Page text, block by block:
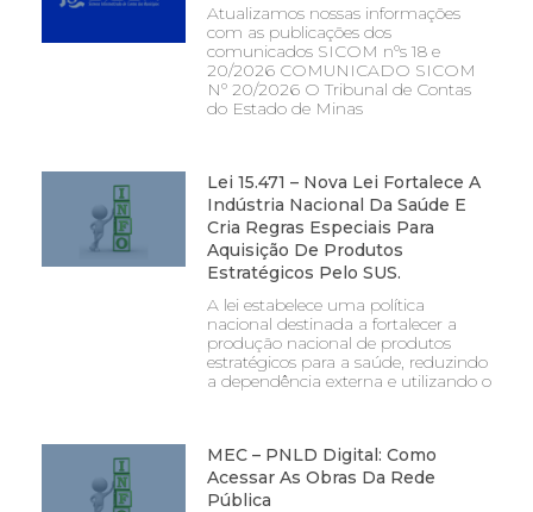
Atualizamos nossas informações
com as publicações dos
comunicados SICOM nºs 18 e
20/2026 COMUNICADO SICOM
Nº 20/2026 O Tribunal de Contas
do Estado de Minas
Lei 15.471 – Nova Lei Fortalece A
Indústria Nacional Da Saúde E
Cria Regras Especiais Para
Aquisição De Produtos
Estratégicos Pelo SUS.
A lei estabelece uma política
nacional destinada a fortalecer a
produção nacional de produtos
estratégicos para a saúde, reduzindo
a dependência externa e utilizando o
MEC – PNLD Digital: Como
Acessar As Obras Da Rede
Pública